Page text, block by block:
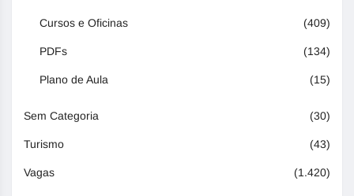
Cursos e Oficinas (409)
PDFs (134)
Plano de Aula (15)
Sem Categoria (30)
Turismo (43)
Vagas (1.420)